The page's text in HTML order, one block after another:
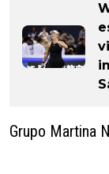
Grupo Martina